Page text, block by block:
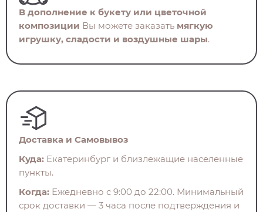
В дополнение к букету или цветочной
композиции Вы можете заказать мягкую
игрушку, сладости и воздушные шары.
Доставка и Самовывоз
Куда: Екатеринбург и близлежащие населенные
пункты.
Когда: Ежедневно с 9:00 до 22:00. Минимальный
срок доставки — 3 часа после подтверждения и